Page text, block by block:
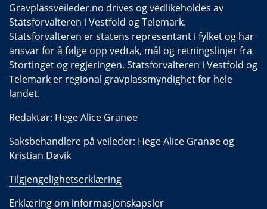
Gravplassveileder.no drives og vedlikeholdes av
Statsforvalteren i Vestfold og Telemark.
Statsforvalteren er statens representant i fylket og har
ansvar for å følge opp vedtak, mål og retningslinjer fra
Stortinget og regjeringen. Statsforvalteren i Vestfold og
Telemark er regional gravplassmyndighet for hele
landet.
Redaktør: Hege Alice Granøe
Saksbehandlere på veileder: Hege Alice Granøe og
Kristian Døvik
Tilgjengelighetserklæring
Erklæring om informasjonskapsler